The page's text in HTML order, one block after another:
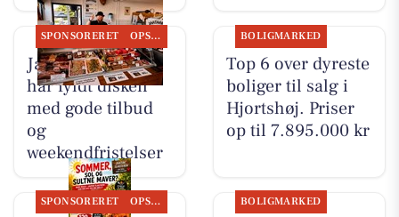
SPONSORERET OPSLAGSTAVLEN
Jaataak Slagteren
har fyldt disken
med gode tilbud
og
weekendfristelser
BOLIGMARKED
Top 6 over dyreste
boliger til salg i
Hjortshøj. Priser
op til 7.895.000 kr
SPONSORERET OPSLAGSTAVLEN BOLIGMARKED